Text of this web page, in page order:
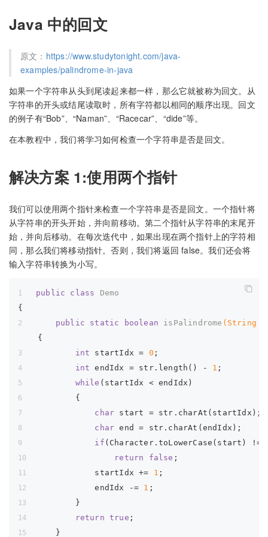
Java 中的回文
原文： https://www.studytonight.com/java-
examples/palindrome-in-java
如果一个字符串从头到尾读起来都一样，那么它就被称为回文。从
字符串的开头或结尾读取时，所有字符都以相同的顺序出现。回文
的例子有“Bob”、“Naman”、“Racecar”、“dide”等。
在本教程中，我们将学习如何检查一个字符串是否是回文。
解决方案 1:使用两个指针
我们可以使用两个指针来检查一个字符串是否是回文。一个指针将
从字符串的开头开始，并向前移动。第二个指针从字符串的末尾开
始，并向后移动。在每次迭代中，如果出现在两个指针上的字符相
同，那么我们将移动指针。否则，我们将返回 false。我们还会将
输入字符串转换为小写。
public class
Demo
{
public
static boolean isPalindrome (String
{
int startIdx = 0 ;
int endIdx = str.length() - 1 ;
while (startIdx < endIdx)
        {
char start = str.charAt(startIdx);
char end = str.charAt(endIdx);
if (Character.toLowerCase(start) !=
return
false ;
            startIdx +=
1 ;
            endIdx -=
1 ;
        }
return
true ;
    }